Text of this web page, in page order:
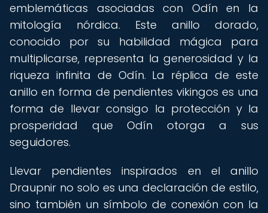
emblemáticas asociadas con Odín en la
mitología nórdica. Este anillo dorado,
conocido por su habilidad mágica para
multiplicarse, representa la generosidad y la
riqueza infinita de Odín. La réplica de este
anillo en forma de pendientes vikingos es una
forma de llevar consigo la protección y la
prosperidad que Odín otorga a sus
seguidores.
Llevar pendientes inspirados en el anillo
Draupnir no solo es una declaración de estilo,
sino también un símbolo de conexión con la